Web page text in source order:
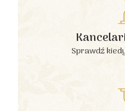
Sprawdź